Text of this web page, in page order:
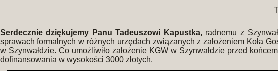
Serdecznie dziękujemy Panu Tadeuszowi Kapustka,radnemu z
sprawach formalnych w różnych urzędach związanych z założeniem Koła
w Szynwałdzie. Co umożliwiło założenie KGW w Szynwałdzie przed
dofinansowania w wysokości 3000 złotych.